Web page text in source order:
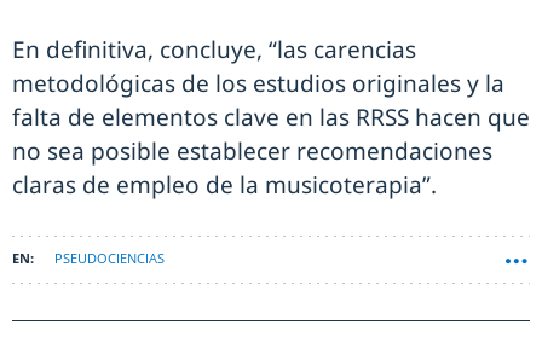
En definitiva, concluye, “las carencias
metodológicas de los estudios originales y la
falta de elementos clave en las RRSS hacen que
no sea posible establecer recomendaciones
claras de empleo de la musicoterapia”.
PSEUDOCIENCIAS